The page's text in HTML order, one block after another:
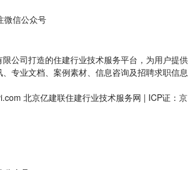
微信公众号
公司打造的住建行业技术服务平台，为用户提供
专业文档、案例素材、信息咨询及招聘求职信息
北京亿建联住建行业技术服务网 | ICP证： 京